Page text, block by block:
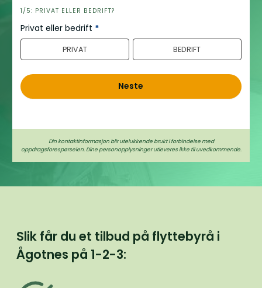
h
e
r
1/5: PRIVAT ELLER BEDRIFT?
Privat eller bedrift *
PRIVAT BEDRIFT
Neste
Din kontaktinformasjon blir utelukkende brukt i forbindelse med
oppdragsforespørselen. Dine personopplysninger utleveres ikke til uvedkommende.
Slik får du et tilbud på flyttebyrå i
Ågotnes på 1-2-3: